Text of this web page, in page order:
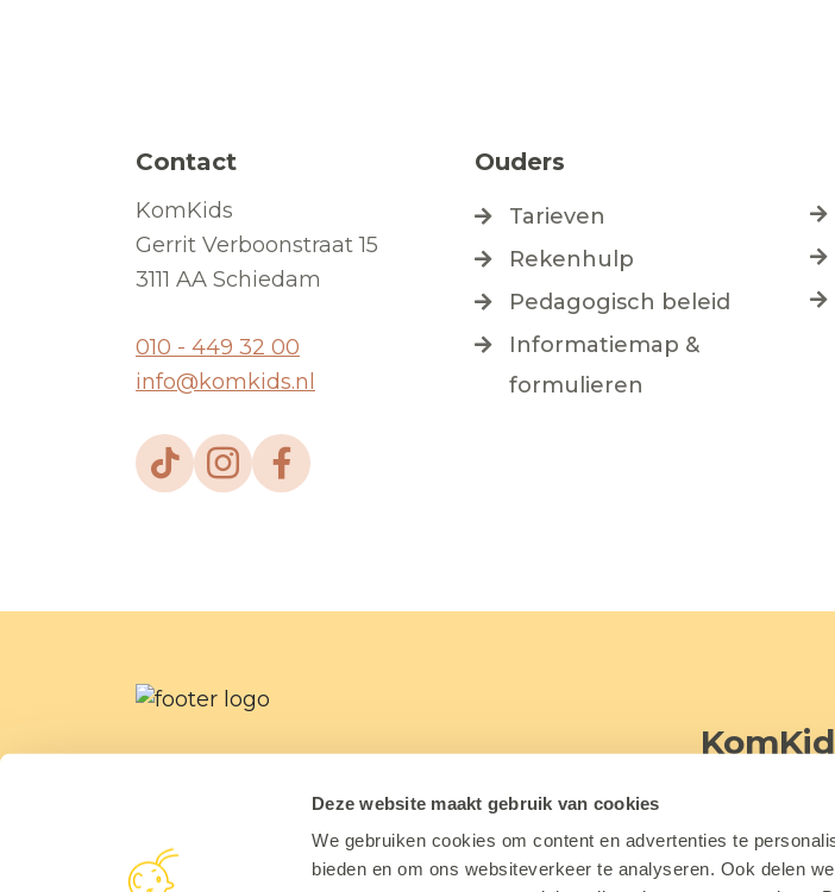
Deze website maakt gebruik van cookies
We gebruiken cookies om content en advertenties te
bieden en om ons websiteverkeer te analyseren. Ook delen
Contact
KomKids
Gerrit Verboonstraat 15
3111 AA Schiedam
010 - 449 32 00
info@komkids.nl
Ouders
Tarieven
Rekenhulp
Pedagogisch beleid
Informatiemap &
formulieren
Bij
beetje
liggen.